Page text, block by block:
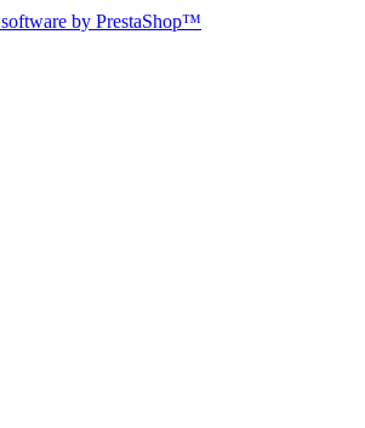
by PrestaShop™